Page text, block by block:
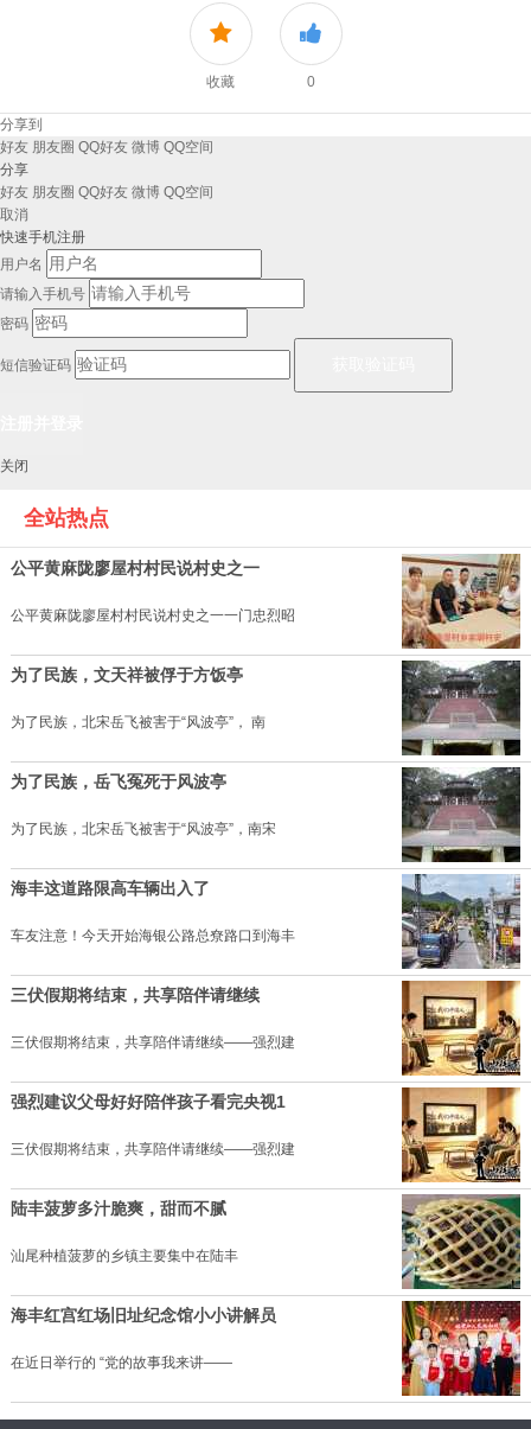
收藏 0
分享到
好友 朋友圈 QQ好友 微博 QQ空间
分享
好友 朋友圈 QQ好友 微博 QQ空间
取消
快速手机注册
用户名
请输入手机号
密码
短信验证码
关闭
全站热点
公平黄麻陇廖屋村村民说村史之一
公平黄麻陇廖屋村村民说村史之一一门忠烈昭
为了民族，文天祥被俘于方饭亭
为了民族，北宋岳飞被害于“风波亭”， 南
为了民族，岳飞冤死于风波亭
为了民族，北宋岳飞被害于“风波亭”，南宋
海丰这道路限高车辆出入了
车友注意！今天开始海银公路总尞路口到海丰
三伏假期将结束，共享陪伴请继续
三伏假期将结束，共享陪伴请继续——强烈建
强烈建议父母好好陪伴孩子看完央视1
三伏假期将结束，共享陪伴请继续——强烈建
陆丰菠萝多汁脆爽，甜而不腻
汕尾种植菠萝的乡镇主要集中在陆丰
海丰红宫红场旧址纪念馆小小讲解员
在近日举行的 “党的故事我来讲——